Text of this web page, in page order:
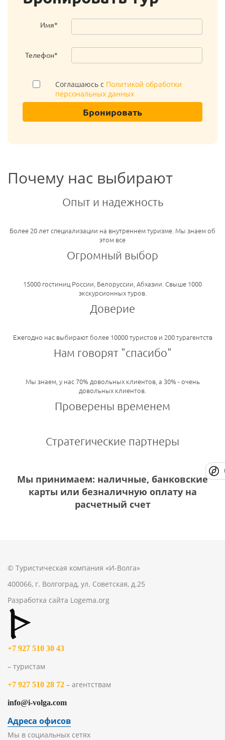
Имя*
Телефон*
Соглашаюсь с Политикой обработки
персональных данных
Бронировать
Почему нас выбирают
Опыт и надежность
Более 20 лет специализации на внутреннем туризме. Мы знаем об
этом все
Огромный выбор
15000 гостиниц России, Белоруссии, Абхазии. Свыше 1000
экскурсионных туров.
Доверие
Ежегодно нас выбирают более 10000 туристов и 200 турагентств
Нам говорят "спасибо"
Мы знаем, у нас 70% довольных клиентов, а 30% - очень
довольных клиентов.
Проверены временем
Стратегические партнеры
Мы принимаем: наличные, банковские
карты или безналичную оплату на
расчетный счет
© Туристическая компания «И-Волга»
400066, г. Волгоград, ул. Советская, д.25
Разработка сайта Logema.org
+7 927 510 30 43
– туристам
+7 927 510 28 72 – агентствам
info@i-volga.com
Адреса офисов
Мы в социальных сетях